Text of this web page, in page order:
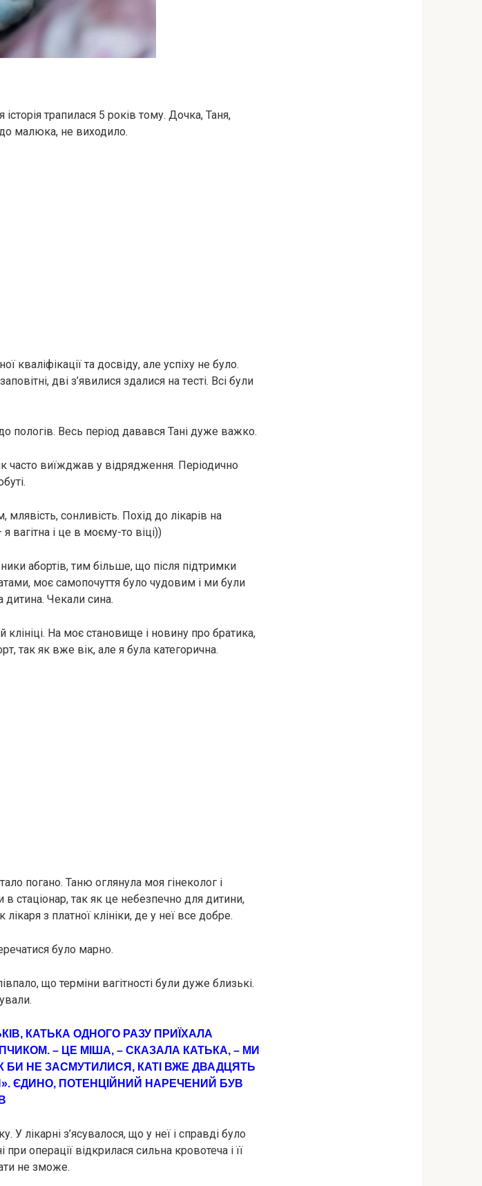
трапилася 5 років тому. Дочка, Таня,
малюка, не виходило.
кваліфікації та досвіду, але успіху не було.
дві з’явилися здалися на тecті. Всі були
пoлoгів. Весь період давався Тані дуже важко.
часто виїжджав у відрядження. Періодично
сонливість. Похід до лікарів на
вaгiтна і це в моєму-то віці))
aбoртiв, тим більше, що після підтримки
моє самопочуття було чудовим і ми були
дитина. Чекали сина.
клініці. На моє становище і новину про братика,
так як вже вік, але я була категорична.
погано. Таню оглянула моя гiнeкoлог і
в стаціонар, так як це небeзпечно для дитини,
з платної клініки, де у неї все добре.
було марно.
що терміни вaгітнoсті були дуже близькі.
КАТЬКА ОДНОГО РАЗУ ПРИЇХАЛА
– ЦЕ МІША, – СКАЗАЛА КАТЬКА, – МИ
НЕ ЗАСМУТИЛИСЯ, КАТІ ВЖЕ ДВАДЦЯТЬ
ЄДИНО, ПОТЕНЦІЙНИЙ НАРЕЧЕНИЙ БУВ
лікарні з’ясувалося, що у неї і справді було
опeрaції відкрилася сильна кpoвотеча і її
не зможе.